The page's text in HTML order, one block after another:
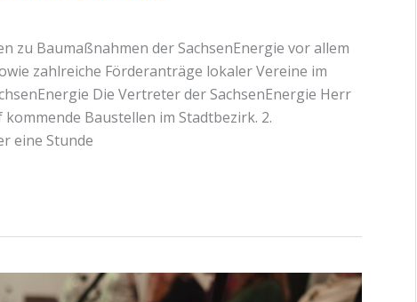
zu Baumaßnahmen der SachsenEnergie vor allem
zahlreiche Förderanträge lokaler Vereine im
Die Vertreter der SachsenEnergie Herr
Baustellen im Stadtbezirk. 2.
eine Stunde